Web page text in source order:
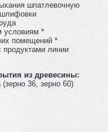
шпатлевочную
условиям *
помещений *
продуктами линии
из древесины:
36, зерно 60)